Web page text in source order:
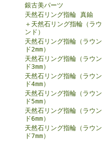
銀古美パーツ
天然石リング指輪 真鍮
＋天然石リング指輪（ラウ
ンド）
天然石リング指輪（ラウン
ド2mm）
天然石リング指輪（ラウン
ド3mm）
天然石リング指輪（ラウン
ド4mm）
天然石リング指輪（ラウン
ド5mm）
天然石リング指輪（ラウン
ド6mm）
天然石リング指輪（ラウン
ド7mm）